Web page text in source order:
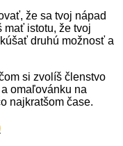
že sa tvoj nápad
mať istotu, že tvoj
druhú možnosť a
si zvolíš členstvo
a omaľovánku na
najkratšom čase.